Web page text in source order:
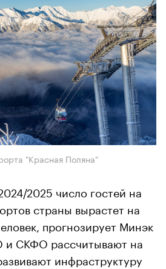
"Красная Поляна"
2025 число гостей на
страны вырастет на
прогнозирует Минэк
СКФО рассчитывают на
инфраструктуру